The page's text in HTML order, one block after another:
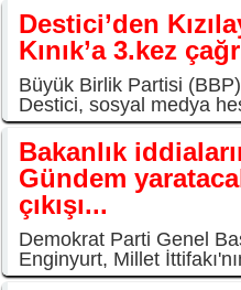
Destici’den
Kınık’a 3.kez
Büyük Birlik Partisi
Destici, sosyal medya
Bakanlık
Gündem
çıkışı...
Demokrat Parti Genel
Enginyurt, Millet